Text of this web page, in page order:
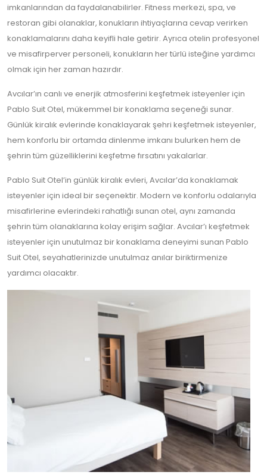
imkanlarından da faydalanabilirler. Fitness merkezi, spa, ve
restoran gibi olanaklar, konukların ihtiyaçlarına cevap verirken
konaklamalarını daha keyifli hale getirir. Ayrıca otelin profesyonel
ve misafirperver personeli, konukların her türlü isteğine yardımcı
olmak için her zaman hazırdır.
Avcılar’ın canlı ve enerjik atmosferini keşfetmek isteyenler için
Pablo Suit Otel, mükemmel bir konaklama seçeneği sunar.
Günlük kiralık evlerinde konaklayarak şehri keşfetmek isteyenler,
hem konforlu bir ortamda dinlenme imkanı bulurken hem de
şehrin tüm güzelliklerini keşfetme fırsatını yakalarlar.
Pablo Suit Otel’in günlük kiralık evleri, Avcılar’da konaklamak
isteyenler için ideal bir seçenektir. Modern ve konforlu odalarıyla
misafirlerine evlerindeki rahatlığı sunan otel, aynı zamanda
şehrin tüm olanaklarına kolay erişim sağlar. Avcılar’ı keşfetmek
isteyenler için unutulmaz bir konaklama deneyimi sunan Pablo
Suit Otel, seyahatlerinizde unutulmaz anılar biriktirmenize
yardımcı olacaktır.